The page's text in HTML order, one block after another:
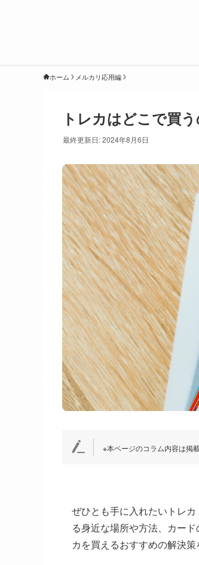
ホーム メルカリ応用編
トレカはどこで買
最終更新日: 2024年8月6日
※本ページのコラム内容は掲
ぜひとも手に入れたいトレ
る身近な場所や方法、カー
カを買えるおすすめの解決策